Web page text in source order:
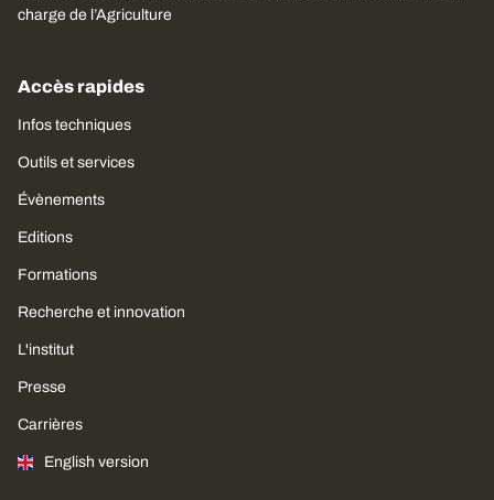
charge de l’Agriculture
Accès rapides
Infos techniques
Outils et services
Évènements
Editions
Formations
Recherche et innovation
L'institut
Presse
Carrières
English version